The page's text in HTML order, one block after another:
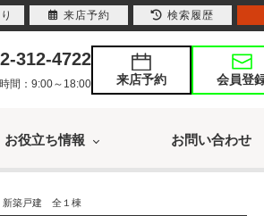
312-4722
間：9:00～18:00 来店予約 会員登
お役立ち情報 お問い合わせ
新築戸建 全１棟
来店予約 検索履歴